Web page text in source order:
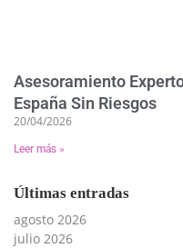
Asesoramiento
España Sin Riesgos
20/04/2026
Leer más »
Últimas entradas
agosto 2026
julio 2026